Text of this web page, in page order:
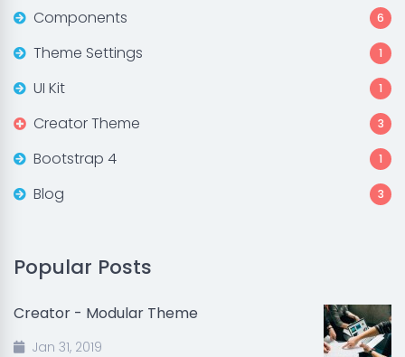
Components 6
Theme Settings 1
UI Kit 1
Creator Theme 3
Bootstrap 4 1
Blog 3
Popular Posts
Creator - Modular Theme
Jan 31, 2019